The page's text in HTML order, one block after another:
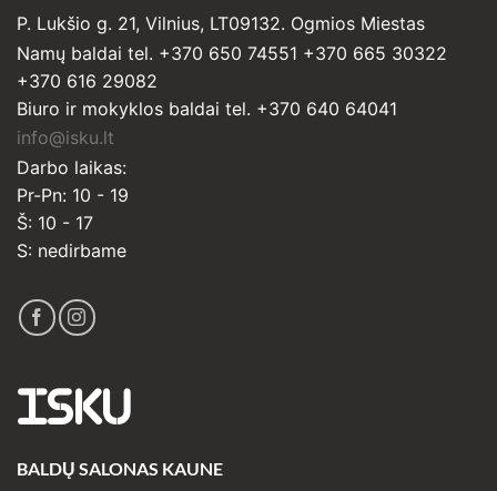
P. Lukšio g. 21, Vilnius, LT09132. Ogmios Miestas
Namų baldai tel. +370 650 74551 +370 665 30322
+370 616 29082
Biuro ir mokyklos baldai tel. +370 640 64041
info@isku.lt
Darbo laikas:
Pr-Pn: 10 - 19
Š: 10 - 17
S: nedirbame
ISKU
BALDŲ SALONAS KAUNE